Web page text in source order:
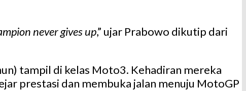
never gives up,” ujar Prabowo dikutip dari
tampil di kelas Moto3. Kehadiran mereka
prestasi dan membuka jalan menuju MotoGP